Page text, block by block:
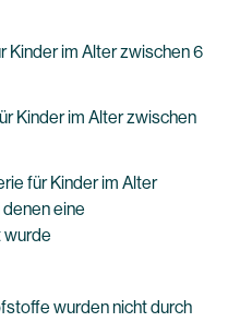
im Alter zwischen 6
Kinder im Alter zwischen
für Kinder im Alter
denen eine
wurde
wurden nicht durch